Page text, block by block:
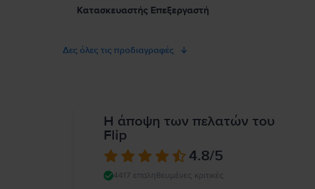
Κατασκευαστής Επεξεργαστή
Δες όλες τις προδιαγραφές
Η άποψη των πελατών του
Flip
4.8/5
4417 επαληθευμένες κριτικές